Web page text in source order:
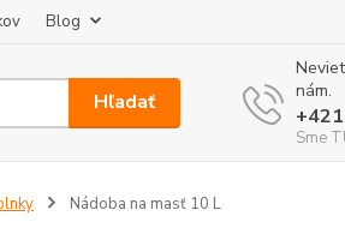
Blog
Hľadať
nám.
Sme
Nádoba na masť 10 L